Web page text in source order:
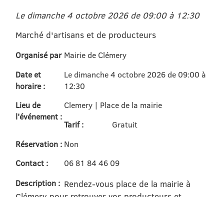
Le dimanche 4 octobre 2026 de 09:00 à 12:30
Marché d'artisans et de producteurs
Organisé par Mairie de Clémery
Date et
horaire :
Le dimanche 4 octobre 2026 de 09:00 à
12:30
Lieu de
l'événement :
Clemery | Place de la mairie
Tarif :
Gratuit
Réservation : Non
Contact :
06 81 84 46 09
Description : Rendez-vous place de la mairie à